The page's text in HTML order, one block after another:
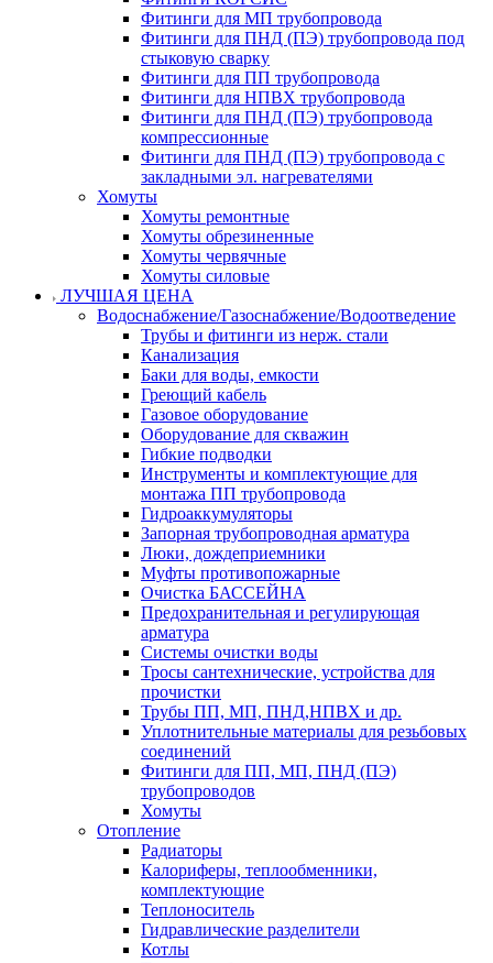
Фитинги для МП трубопровода
Фитинги для ПНД (ПЭ) трубопровода под
стыковую сварку
Фитинги для ПП трубопровода
Фитинги для НПВХ трубопровода
Фитинги для ПНД (ПЭ) трубопровода
компрессионные
Фитинги для ПНД (ПЭ) трубопровода с
закладными эл. нагревателями
Хомуты
Хомуты ремонтные
Хомуты обрезиненные
Хомуты червячные
Хомуты силовые
ЛУЧШАЯ ЦЕНА
Водоснабжение/Газоснабжение/Водоотведение
Трубы и фитинги из нерж. стали
Канализация
Баки для воды, емкости
Греющий кабель
Газовое оборудование
Оборудование для скважин
Гибкие подводки
Инструменты и комплектующие для
монтажа ПП трубопровода
Гидроаккумуляторы
Запорная трубопроводная арматура
Люки, дождеприемники
Муфты противопожарные
Очистка БАССЕЙНА
Предохранительная и регулирующая
арматура
Системы очистки воды
Тросы сантехнические, устройства для
прочистки
Трубы ПП, МП, ПНД,НПВХ и др.
Уплотнительные материалы для резьбовых
соединений
Фитинги для ПП, МП, ПНД (ПЭ)
трубопроводов
Хомуты
Отопление
Радиаторы
Калориферы, теплообменники,
комплектующие
Теплоноситель
Гидравлические разделители
Котлы